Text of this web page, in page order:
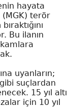
hayata
terör
Bu ilanın
uyanların;
suçlardan
15 yıl altı
için 10 yıl